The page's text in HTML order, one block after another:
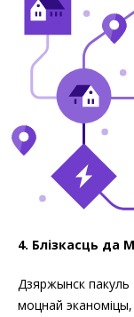
4. Блізкасць да
Дзяржынск
моцнай